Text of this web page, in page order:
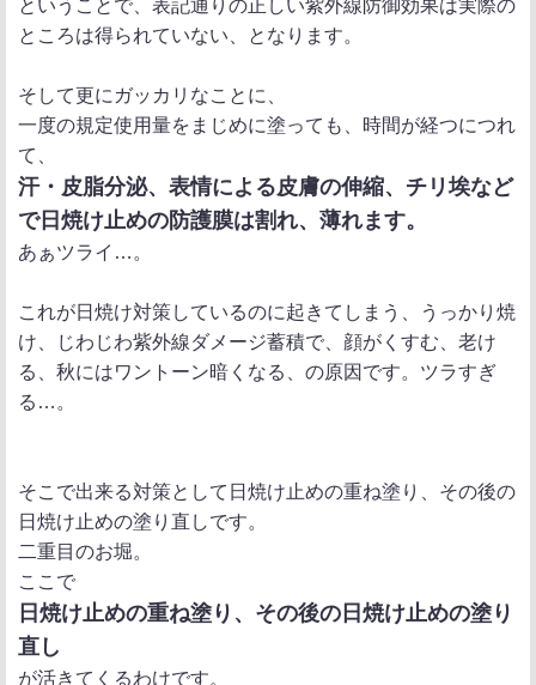
ということで、表記通りの正しい紫外線防御効果は実際の
ところは得られていない、となります。
そして更にガッカリなことに、
一度の規定使用量をまじめに塗っても、時間が経つにつれ
て、
汗・皮脂分泌、表情による皮膚の伸縮、チリ埃など
で日焼け止めの防護膜は割れ、薄れます。
あぁツライ…。
これが日焼け対策しているのに起きてしまう、うっかり焼
け、じわじわ紫外線ダメージ蓄積で、顔がくすむ、老け
る、秋にはワントーン暗くなる、の原因です。ツラすぎ
る…。
そこで出来る対策として日焼け止めの重ね塗り、その後の
日焼け止めの塗り直しです。
二重目のお堀。
ここで
日焼け止めの重ね塗り、その後の日焼け止めの塗り
直し
が活きてくるわけです。